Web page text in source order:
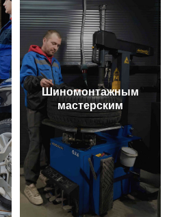
Шиномонтажным
мастерским